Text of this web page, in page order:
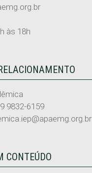
às 18h
9832-6159
CONTEÚDO